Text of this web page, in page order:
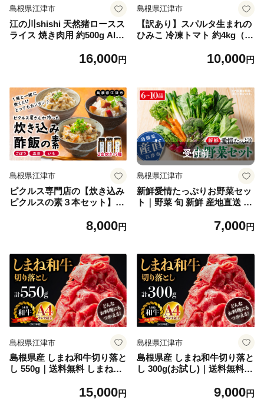
島根県江津市
江の川shishi 天然猪ロースス
ライス 焼き肉用 約500g AI-9
ノシシ肉 ジビエ ジビエ料理
冷凍 セット 島根県 江津市
16,000円
島根県江津市
【訳あり】スパルタ生まれの
ひみこ 冷凍トマト 約4kg（約
リ 加熱調理用 冷凍ミニトマ
家庭用 島根県 江津市
10,000円
島根県江津市
ピクルス専門店の【炊き込み
ピクルスの素３本セット】
ス ぴくるす 野菜 やさい 炊き
存 詰め合わせ セット ギフト
贈物 プレゼント｜
8,000円
受付前
島根県江津市
新鮮愛情たっぷりお野菜セッ
ト｜野菜 旬 新鮮 産地直送 リ
7,000円
島根県江津市
島根県産 しまね和牛切り落と
し 550g｜送料無料 しまね和
にく旨味 やわらかい 霜降り
15,000円
島根県江津市
島根県産 しまね和牛切り落と
し 300g(お試し)｜送料無料
お肉 肉 にく 300g 霜降り 料
9,000円